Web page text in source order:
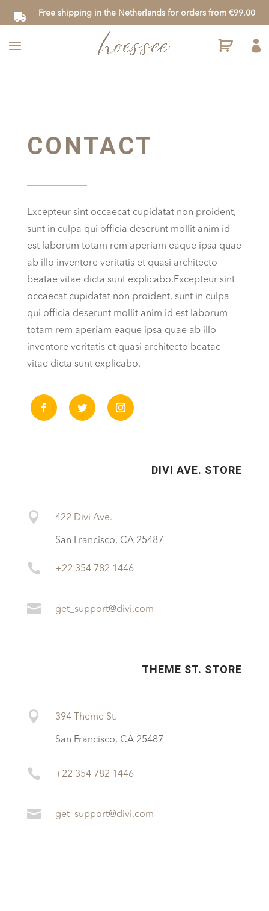
Free shipping in the Netherlands for orders from €99.00

CONTACT
Excepteur sint occaecat cupidatat non proident,
sunt in culpa qui officia deserunt mollit anim id
est laborum totam rem aperiam eaque ipsa quae
ab illo inventore veritatis et quasi architecto
beatae vitae dicta sunt explicabo.Excepteur sint
occaecat cupidatat non proident, sunt in culpa
qui officia deserunt mollit anim id est laborum
totam rem aperiam eaque ipsa quae ab illo
inventore veritatis et quasi architecto beatae
vitae dicta sunt explicabo.
DIVI AVE. STORE
 422 Divi Ave.
San Francisco, CA 25487
 +22 354 782 1446
 get_support@divi.com
THEME ST. STORE
 394 Theme St.
San Francisco, CA 25487
 +22 354 782 1446
 get_support@divi.com